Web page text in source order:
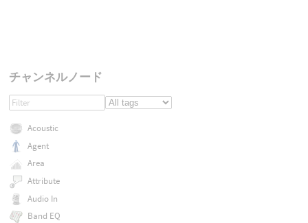
チャンネルノード
Acoustic
Agent
Area
Attribute
Audio In
Band EQ